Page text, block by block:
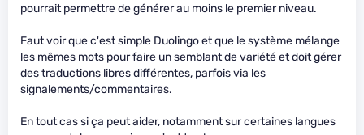
pourrait permettre de générer au moins le premier niveau.
Faut voir que c'est simple Duolingo et que le système mélange
les mêmes mots pour faire un semblant de variété et doit gérer
des traductions libres différentes, parfois via les
signalements/commentaires.
En tout cas si ça peut aider, notamment sur certaines langues